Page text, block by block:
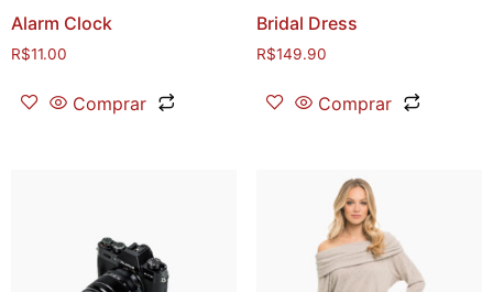
Alarm Clock
R$11.00
Comprar
Bridal Dress
R$149.90
Comprar